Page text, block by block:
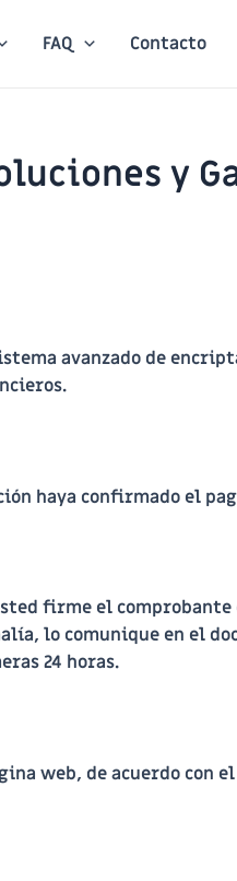
FAQ Contacto
y
avanzado de
haya confirmado el
firme el comprobante
lo comunique en el
24 horas.
web, de acuerdo con el